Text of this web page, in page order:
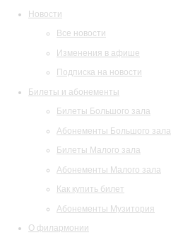
Новости
Все новости
Изменения в афише
Подписка на новости
Билеты и абонементы
Билеты Большого зала
Абонементы Большого зала
Билеты Малого зала
Абонементы Малого зала
Как купить билет
Абонементы Музитория
О филармонии